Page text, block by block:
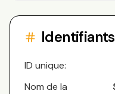
ID unique:
Nom de la